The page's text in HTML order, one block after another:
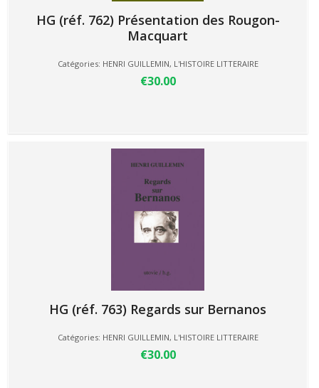
HG (réf. 762) Présentation des Rougon-
Macquart
Catégories: HENRI GUILLEMIN, L'HISTOIRE LITTERAIRE
€30.00
HG (réf. 763) Regards sur Bernanos
Catégories: HENRI GUILLEMIN, L'HISTOIRE LITTERAIRE
€30.00